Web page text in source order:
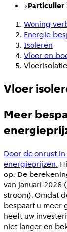
Particulier
Woning
Energie
Isoleren
Vloer en
Vloer
Meer
Door de onrust
energieprijzen.
op. De
van januari 2026
stroom). Omdat
bespaart u meer
heeft uw
niet langer en